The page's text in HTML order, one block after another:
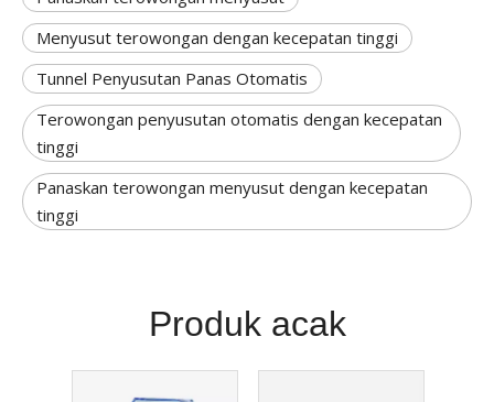
Menyusut terowongan dengan kecepatan tinggi
Tunnel Penyusutan Panas Otomatis
Terowongan penyusutan otomatis dengan kecepatan
tinggi
Panaskan terowongan menyusut dengan kecepatan
tinggi
Produk acak